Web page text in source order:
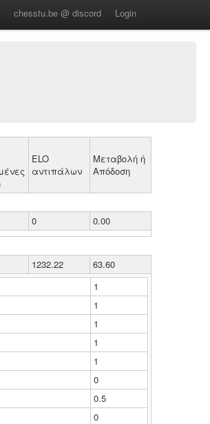
chesstu.be @ discord Login
ELO
αντιπάλων
Μεταβολή ή
Απόδοση
0 0.00
1232.22
63.60
1
1
1
1
1
0
0.5
0